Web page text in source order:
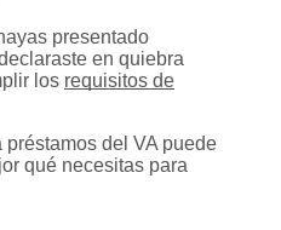
presentado
en quiebra
los requisitos de
del VA puede
qué necesitas para